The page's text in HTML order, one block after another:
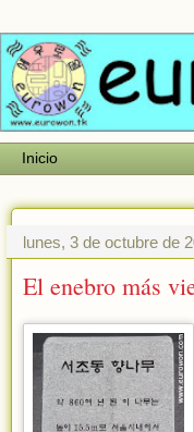
lunes, 3 de octubre de
El enebro más